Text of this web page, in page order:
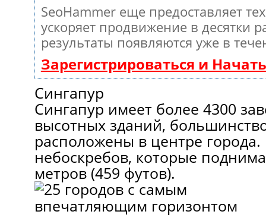
SeoHammer еще предоставляет
ускоряет продвижение в десятки
результаты появляются уже в
Зарегистрироваться и
Сингапур
Сингапур имеет более 4300
высотных зданий,
расположены в центре города.
небоскребов, которые
метров (459 футов).